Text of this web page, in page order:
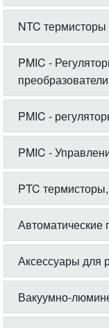
NTC термисторы
PMIC -
преобразователи
PMIC -
PMIC -
PTC
Автоматические
Аксессуары для
Вакуумно-